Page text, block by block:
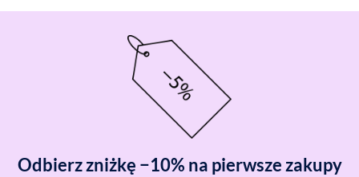
Odbierz zniżkę −10% na pierwsze zakupy